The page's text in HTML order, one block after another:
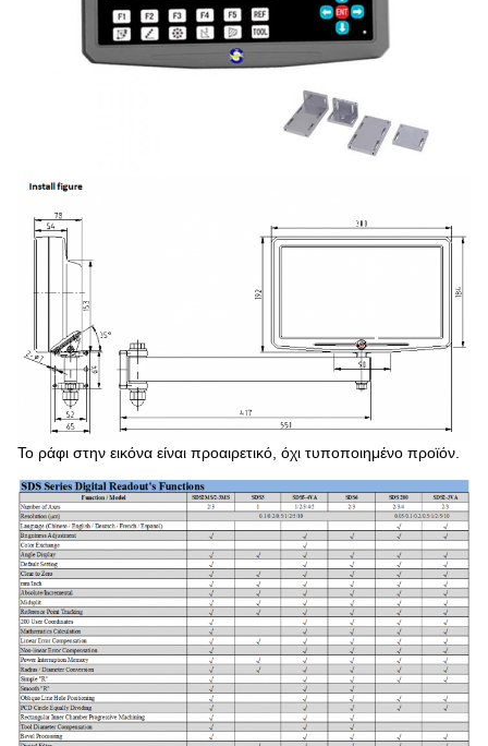
Το ράφι στην εικόνα είναι προαιρετικό, όχι τυποποιημένο προϊόν.